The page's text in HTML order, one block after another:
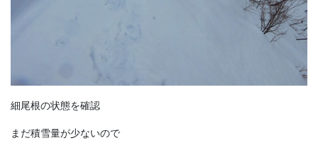
細尾根の状態を確認
まだ積雪量が少ないので